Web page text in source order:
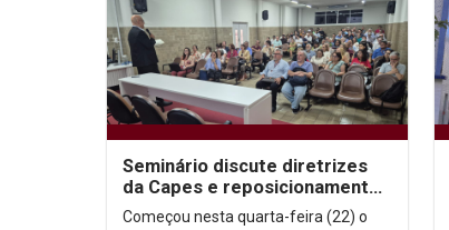
Seminário discute diretrizes
da Capes e reposicionamento
estratégico da pós-graduação
Começou nesta quarta-feira (22) o